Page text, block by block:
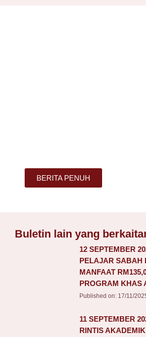
BERITA PENUH
Buletin lain yang
12 SEPTEMBER
PELAJAR SABAH
MANFAAT
PROGRAM KHAS
Published on: 17/11/
11 SEPTEMBER
RINTIS